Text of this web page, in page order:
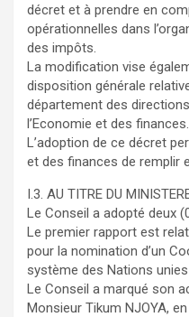
décret et à prendre en
opérationnelles dans
des impôts.
La modification vise
disposition générale
département des
l’Economie et des finances.
L’adoption de ce décret
et des finances de remplir
I.3. AU TITRE DU
Le Conseil a adopté deux
Le premier rapport est
pour la nomination d’un
système des Nations unies
Le Conseil a marqué son
Monsieur Tikum NJOYA,